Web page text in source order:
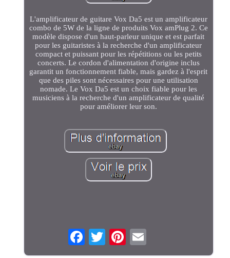
L'amplificateur de guitare Vox Da5 est un amplificateur
combo de 5W de la ligne de produits Vox amPlug 2. Ce
modèle dispose d'un haut-parleur unique et est parfait
pour les guitaristes à la recherche d'un amplificateur
compact et puissant pour les répétitions ou les petits
concerts. Le cordon d'alimentation d'origine inclus
garantit un fonctionnement fiable, mais gardez à l'esprit
que des piles sont nécessaires pour une utilisation
nomade. Le Vox Da5 est un choix fiable pour les
musiciens à la recherche d'un amplificateur de qualité
pour améliorer leur son.